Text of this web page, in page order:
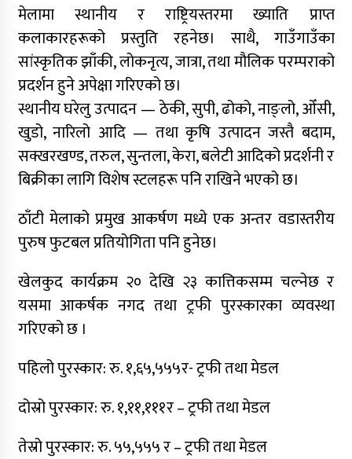
मलखाद बोकेको बोलेरो दुर्घटना : उपचारकै क्रममा एक
जनाको मृत्यु
कर्णालीमा दलित प्रतिनिधित्वको बहस: संविधानको
मर्मअनुसार समावेशी मन्त्रिपरिषद् गठनको माग
मेलामा स्थानीय र राष्ट्रियस्तरमा ख्याति प्राप्त
कलाकारहरूको प्रस्तुति रहनेछ। साथै, गाउँगाउँका
सांस्कृतिक झाँकी, लोकनृत्य, जात्रा, तथा मौलिक परम्पराको
प्रदर्शन हुने अपेक्षा गरिएको छ।
स्थानीय घरेलु उत्पादन — ठेकी, सुपी, ढोको, नाङ्लो, ओँसी,
खुडो, नारिलो आदि — तथा कृषि उत्पादन जस्तै बदाम,
सक्खरखण्ड, तरुल, सुन्तला, केरा, बलेटी आदिको प्रदर्शनी र
बिक्रीका लागि विशेष स्टलहरू पनि राखिने भएको छ।
ठाँटी मेलाको प्रमुख आकर्षण मध्ये एक अन्तर वडास्तरीय
पुरुष फुटबल प्रतियोगिता पनि हुनेछ।
खेलकुद कार्यक्रम २० देखि २३ कात्तिकसम्म चल्नेछ र
यसमा आकर्षक नगद तथा ट्रफी पुरस्कारका व्यवस्था
गरिएको छ ।
पहिलो पुरस्कार: रु. १,६५,५५५र- ट्रफी तथा मेडल
दोस्रो पुरस्कार: रु. १,११,१११र – ट्रफी तथा मेडल
तेस्रो पुरस्कार: रु. ५५,५५५ र – ट्रफी तथा मेडल